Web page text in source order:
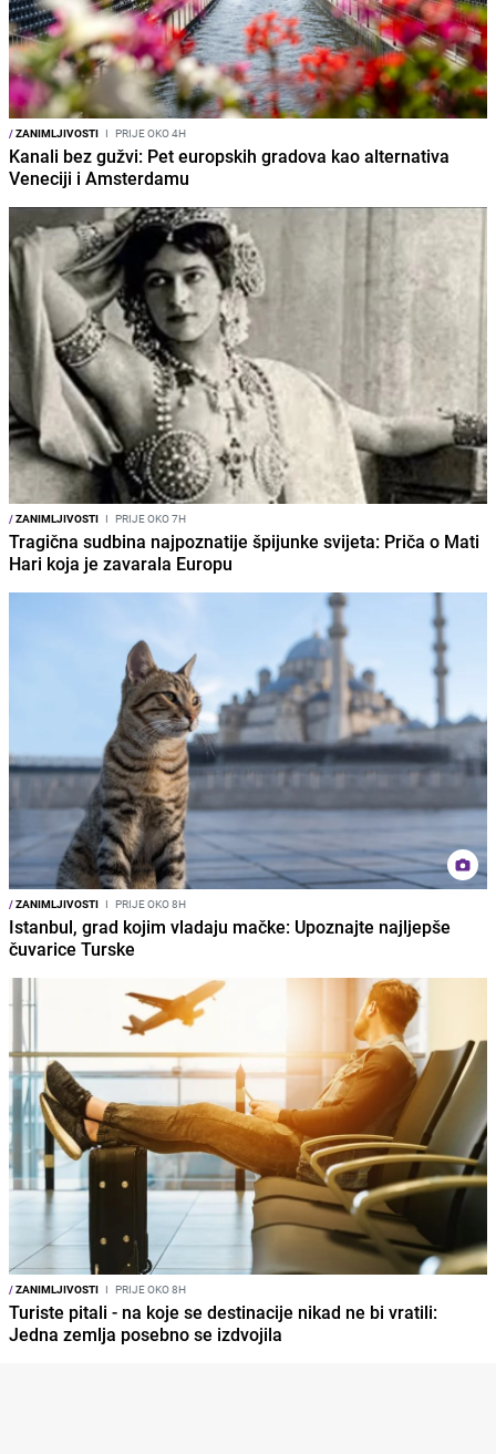
/ZANIMLJIVOSTI I PRIJE OKO 4H
Kanali bez gužvi: Pet europskih gradova kao alternativa
Veneciji i Amsterdamu
/ZANIMLJIVOSTI I PRIJE OKO 7H
Tragična sudbina najpoznatije špijunke svijeta: Priča o Mati
Hari koja je zavarala Europu
/ZANIMLJIVOSTI I PRIJE OKO 8H
Istanbul, grad kojim vladaju mačke: Upoznajte najljepše
čuvarice Turske
/ZANIMLJIVOSTI I PRIJE OKO 8H
Turiste pitali - na koje se destinacije nikad ne bi vratili:
Jedna zemlja posebno se izdvojila